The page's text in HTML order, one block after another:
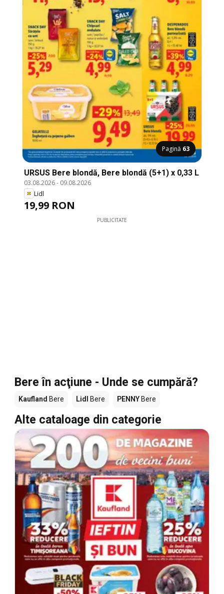
Pagină 63
URSUS Bere blondă, Bere blondă (5+1) x 0,33 L
03.08.2026- 09.08.2026
Lidl
19,99 RON
PUBLICITATE
Bere în acţiune - Unde se cumpără?
Kaufland Bere Lidl Bere PENNY Bere
Alte cataloage din categorie